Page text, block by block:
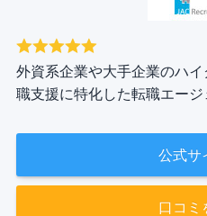
外資系企業や大手企業のハ
職支援に特化した転職エージ
公式サ
口コミ